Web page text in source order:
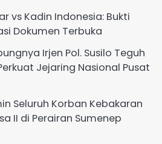
vs Kadin Indonesia: Bukti
Dokumen Terbuka
Irjen Pol. Susilo Teguh
Jejaring Nasional Pusat
Seluruh Korban Kebakaran
II di Perairan Sumenep